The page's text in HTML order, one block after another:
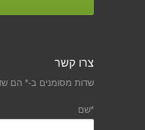
צרו קשר
שדות מסומנים ב-* הם
*שם